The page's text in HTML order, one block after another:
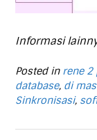
Informasi
Posted in rene 2
database, di
Sinkronisasi,